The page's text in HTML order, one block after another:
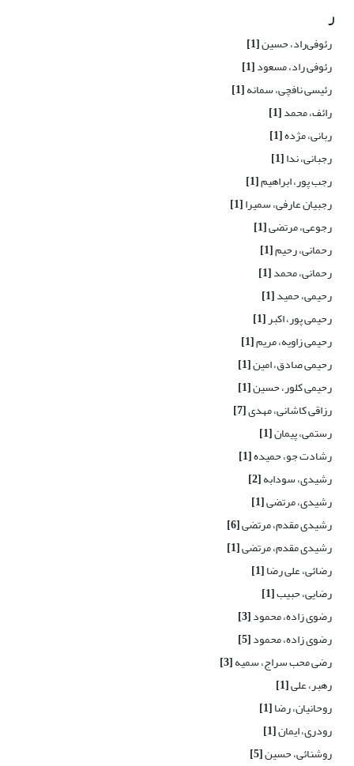
ر
رئوفی‌راد، حسین[1]
رئوفی راد، مسعود[1]
رئیسی نافچی، سمانه[1]
رائف، محمد[1]
ربانی، مژده[1]
رجبانی، ندا[1]
رجب پور، ابراهیم[1]
رجبیان عارفی، سمیرا[1]
رجوعی، مرتضی[1]
رحمانی، رحیم[1]
رحمانی، محمد[1]
رحیمی، حمید[1]
رحیمی پور، اکبر[1]
رحیمی زاویه، مریم[1]
رحیمی صادق، امین[1]
رحیمی کلور، حسین[1]
رزاقی کاشانی، مهدی[7]
رستمی، پیمان[1]
رشادت جو، حمیده[1]
رشیدی، سودابه[2]
رشیدی، مرتضی[1]
رشیدی مقدم، مرتضی[6]
رشیدی مقدم، مرتضی[1]
رضائی، علی رضا[1]
رضایی، حبیب[1]
رضوی زاده، محمود[3]
رضوی زاده، محمود[5]
رضی محب سراج، سمیه[3]
رهبر، علی[1]
روحانیان، رضا[1]
رودری، ایمان[1]
روشنائی، حسین[5]